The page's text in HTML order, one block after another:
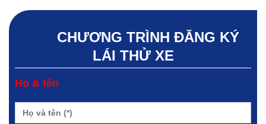
CHƯƠNG TRÌNH ĐĂNG KÝ
LÁI THỬ XE
Họ & tên